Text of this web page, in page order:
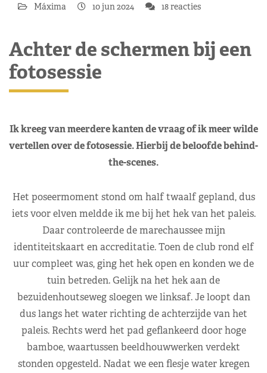
Máxima 10 jun 2024 18 reacties
Achter de schermen bij een
fotosessie
Ik kreeg van meerdere kanten de vraag of ik meer wilde
vertellen over de fotosessie. Hierbij de beloofde behind-
the-scenes.
Het poseermoment stond om half twaalf gepland, dus
iets voor elven meldde ik me bij het hek van het paleis.
Daar controleerde de marechaussee mijn
identiteitskaart en accreditatie. Toen de club rond elf
uur compleet was, ging het hek open en konden we de
tuin betreden. Gelijk na het hek aan de
bezuidenhoutseweg sloegen we linksaf. Je loopt dan
dus langs het water richting de achterzijde van het
paleis. Rechts werd het pad geflankeerd door hoge
bamboe, waartussen beeldhouwwerken verdekt
stonden opgesteld. Nadat we een flesje water kregen